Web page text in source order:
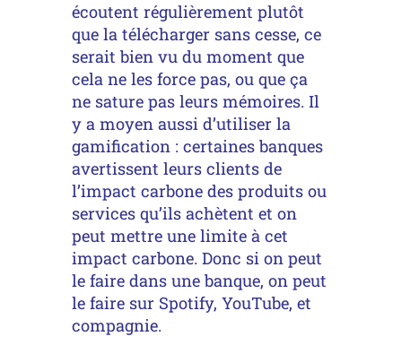
écoutent régulièrement plutôt
que la télécharger sans cesse, ce
serait bien vu du moment que
cela ne les force pas, ou que ça
ne sature pas leurs mémoires. Il
y a moyen aussi d’utiliser la
gamification : certaines banques
avertissent leurs clients de
l’impact carbone des produits ou
services qu’ils achètent et on
peut mettre une limite à cet
impact carbone. Donc si on peut
le faire dans une banque, on peut
le faire sur Spotify, YouTube, et
compagnie.